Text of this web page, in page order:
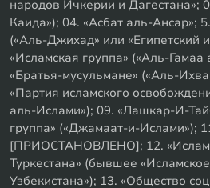
народов Ичкерии и Дагестана»;
Каида»); 04. «Асбат аль-Ансар»;
(«Аль-Джихад» или «Египетский
«Исламская группа» («Аль-
«Братья-мусульмане» («Аль-
«Партия исламского
аль-Ислами»); 09. «Лашкар-И-
группа» («Джамаат-и-Ислами»);
[ПРИОСТАНОВЛЕНО]; 12.
Туркестана» (бывшее
Узбекистана»); 13. «Общество